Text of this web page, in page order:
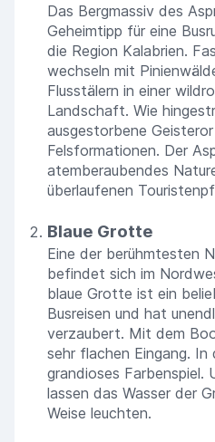
Das Bergmassiv des
Geheimtipp für eine
die Region Kalabrien.
wechseln mit
Flusstälern in einer
Landschaft. Wie
ausgestorbene
Felsformationen. Der
atemberaubendes
überlaufenen
Blaue Grotte
Eine der berühmtesten
befindet sich im
blaue Grotte ist ein
Busreisen und hat
verzaubert. Mit dem
sehr flachen Eingang.
grandioses Farbenspiel.
lassen das Wasser der
Weise leuchten.